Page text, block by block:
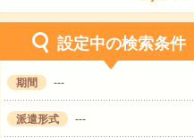
設定中の検索条件
期間 ---
派遣形式 ---